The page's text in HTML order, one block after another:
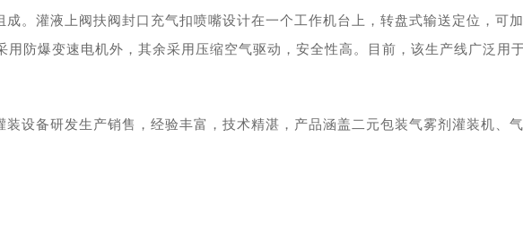
。灌液上阀扶阀封口充气扣喷嘴设计在一个工作机台上，转盘式输送定位，可
防爆变速电机外，其余采用压缩空气驱动，安全性高。目前，该生产线广泛用
设备研发生产销售，经验丰富，技术精湛，产品涵盖二元包装气雾剂灌装机、